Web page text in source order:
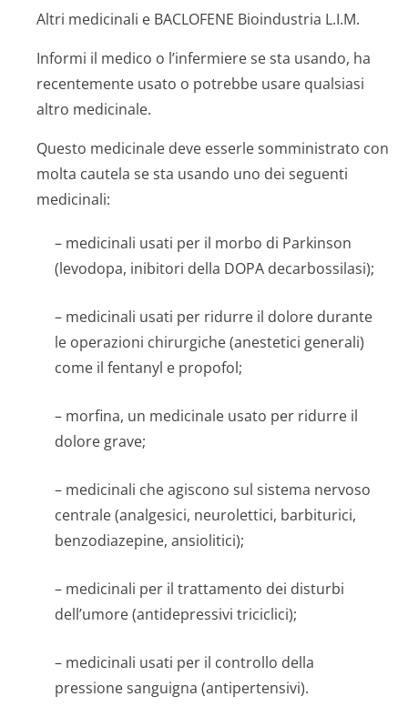
Altri medicinali e BACLOFENE Bioindustria L.I.M.
Informi il medico o l’infermiere se sta usando, ha
recentemente usato o potrebbe usare qualsiasi
altro medicinale.
Questo medicinale deve esserle somministrato con
molta cautela se sta usando uno dei seguenti
medicinali:
– medicinali usati per il morbo di Parkinson
(levodopa, inibitori della DOPA decarbossilasi);
– medicinali usati per ridurre il dolore durante
le operazioni chirurgiche (anestetici generali)
come il fentanyl e propofol;
– morfina, un medicinale usato per ridurre il
dolore grave;
– medicinali che agiscono sul sistema nervoso
centrale (analgesici, neurolettici, barbiturici,
benzodiazepine, ansiolitici);
– medicinali per il trattamento dei disturbi
dell’umore (antidepressivi triciclici);
– medicinali usati per il controllo della
pressione sanguigna (antipertensivi).